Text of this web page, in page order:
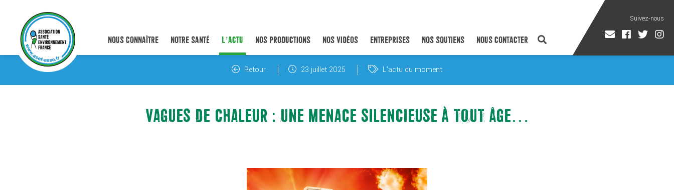
NOUS CONNAÎTRE NOTRE SANTÉ L’ACTU NOS PRODUCTIONS NOS VIDÉOS ENTREPRISES NOS SOUTIENS NOUS CONTACTER
Retour 23 juillet 2025 L'actu du moment
VAGUES DE CHALEUR : UNE MENACE SILENCIEUSE À TOUT ÂGE…